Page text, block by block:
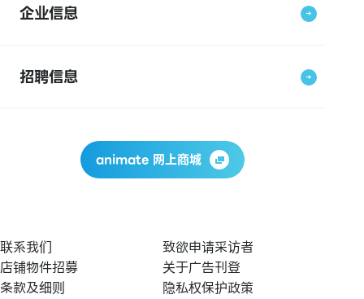
企业信息
招聘信息
animate 网上商城
联系我们
致欲申请采访者
店铺物件招募
关于广告刊登
条款及细则
隐私权保护政策